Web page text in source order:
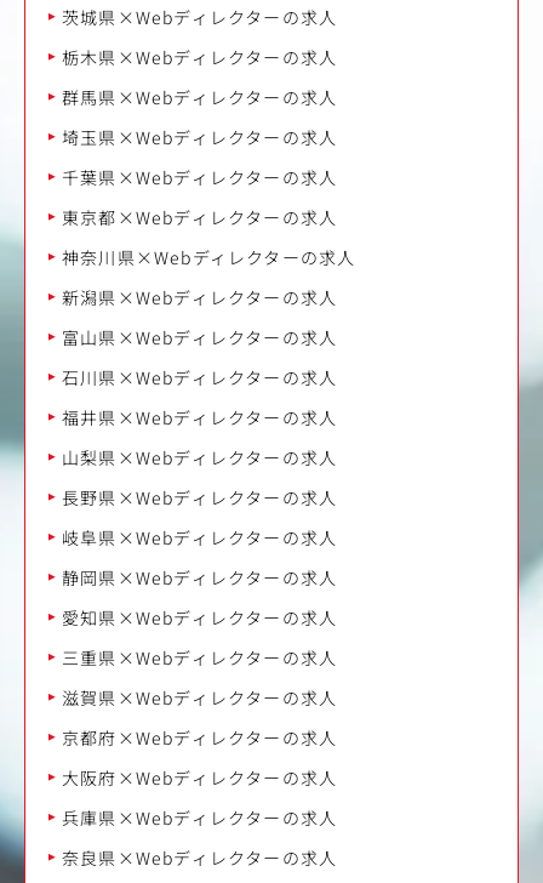
茨城県×Webディレクターの求人
栃木県×Webディレクターの求人
群馬県×Webディレクターの求人
埼玉県×Webディレクターの求人
千葉県×Webディレクターの求人
東京都×Webディレクターの求人
神奈川県×Webディレクターの求人
新潟県×Webディレクターの求人
富山県×Webディレクターの求人
石川県×Webディレクターの求人
福井県×Webディレクターの求人
山梨県×Webディレクターの求人
長野県×Webディレクターの求人
岐阜県×Webディレクターの求人
静岡県×Webディレクターの求人
愛知県×Webディレクターの求人
三重県×Webディレクターの求人
滋賀県×Webディレクターの求人
京都府×Webディレクターの求人
大阪府×Webディレクターの求人
兵庫県×Webディレクターの求人
奈良県×Webディレクターの求人